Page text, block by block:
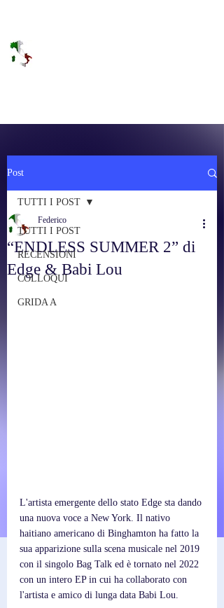
Post
TUTTI I POST
RECENSIONI
COLLOQUI
GRIDA A
TUTTI I POST
“ENDLESS SUMMER 2” di
Edge & Babi Lou
Federico
L'artista emergente dello stato Edge sta dando
una nuova voce a New York. Il nativo
haitiano americano di Binghamton ha fatto la
sua apparizione sulla scena musicale nel 2019
con il singolo Bag Talk ed è tornato nel 2022
con un intero EP in cui ha collaborato con
l'artista e amico di lunga data Babi Lou.